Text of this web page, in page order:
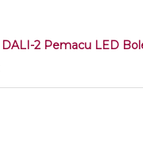
DALI-2 Pemacu LED